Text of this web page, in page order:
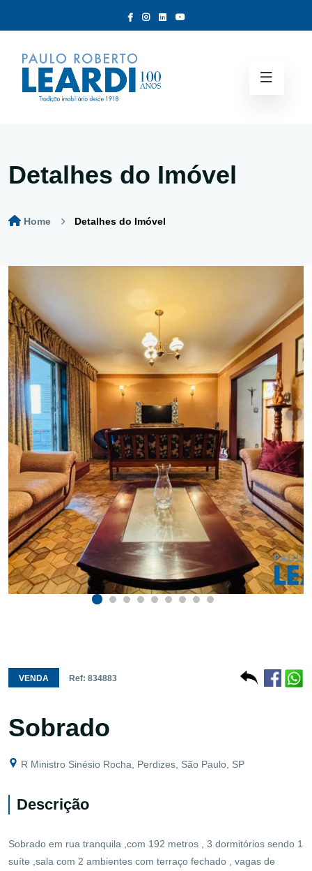
Detalhes do Imóvel
Home Detalhes do Imóvel
VENDA Ref: 834883
Sobrado
R Ministro Sinésio Rocha, Perdizes, São Paulo, SP
Descrição
Sobrado em rua tranquila ,com 192 metros , 3 dormitórios sendo 1
suíte ,sala com 2 ambientes com terraço fechado , vagas de